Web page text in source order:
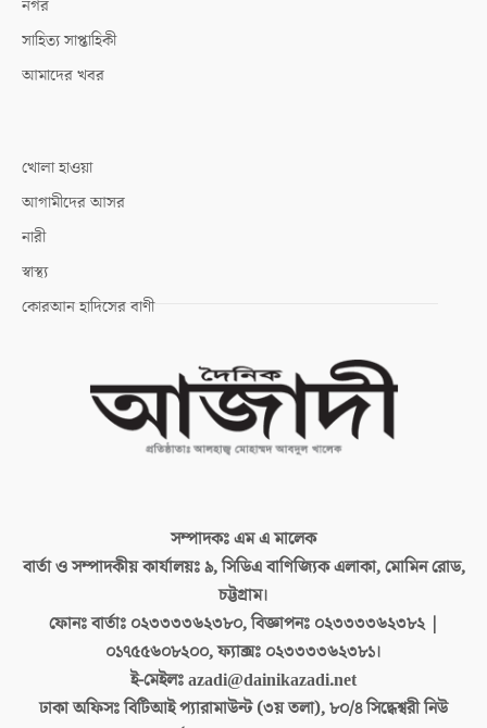
নগর
সাহিত্য সাপ্তাহিকী
আমাদের খবর
খোলা হাওয়া
আগামীদের আসর
নারী
স্বাস্থ্য
কোরআন হাদিসের বাণী
সম্পাদকঃএম এ মালেক
বার্তা ও সম্পাদকীয় কার্যালয়ঃ৯, সিডিএ বাণিজ্যিক এলাকা, মোমিন রোড,
চট্টগ্রাম।
ফোনঃ বার্তাঃ ০২৩৩৩৩৬২৩৮০, বিজ্ঞাপনঃ ০২৩৩৩৩৬২৩৮২ |
০১৭৫৫৬০৮২০০, ফ্যাক্সঃ ০২৩৩৩৩৬২৩৮১।
ই-মেইলঃazadi@dainikazadi.net
ঢাকা অফিসঃবিটিআই প্যারামাউন্ট (৩য় তলা), ৮০/৪ সিদ্ধেশ্বরী নিউ